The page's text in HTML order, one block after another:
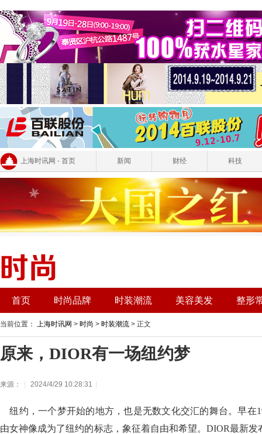
上海时讯网 - 首页 新闻 财经 科技
首页 时尚品牌 时装潮流 美容美发 整形
当前位置： 上海时讯网 > 时尚 > 时装潮流 > 正文
原来，DIOR有一场纽约梦
来源： 2024/4/29 10:28:31
纽约，一个梦开始的地方，也是无数文化交汇的舞台。早在
由女神像成为了纽约的标志，象征着自由和希望。DIOR最新